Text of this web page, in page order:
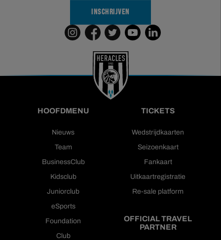
INSCHRIJVEN
HOOFDMENU
Nieuws
Team
BusinessClub
Kidsclub
Juniorclub
eSports
Foundation
Club
TICKETS
Wedstrijdkaarten
Seizoenkaart
Fankaart
Uitkaartregistratie
Re-sale platform
OFFICIAL TRAVEL
PARTNER